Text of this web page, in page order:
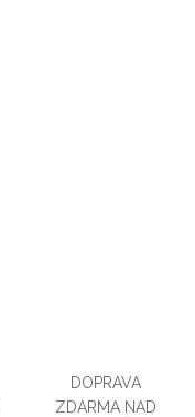
DOPRAVA
ZDARMA NAD